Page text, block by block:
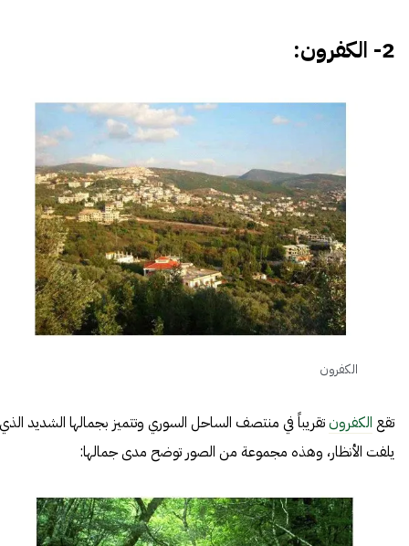
2- الكفرون:
الكفرون
تقع الكفرونتقريباً في منتصف الساحل السوري وتتميز بجمالها الشديد الذي
يلفت الأنظار، وهذه مجموعة من الصور توضح مدى جمالها: